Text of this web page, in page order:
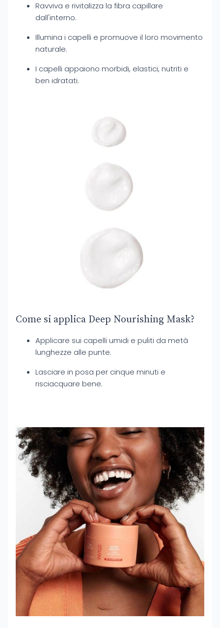
Ravviva e rivitalizza la fibra capillare
dall'interno.
Illumina i capelli e promuove il loro movimento
naturale.
I capelli appaiono morbidi, elastici, nutriti e
ben idratati.
Come si applica Deep Nourishing Mask?
Applicare sui capelli umidi e puliti da metà
lunghezze alle punte.
Lasciare in posa per cinque minuti e
risciacquare bene.